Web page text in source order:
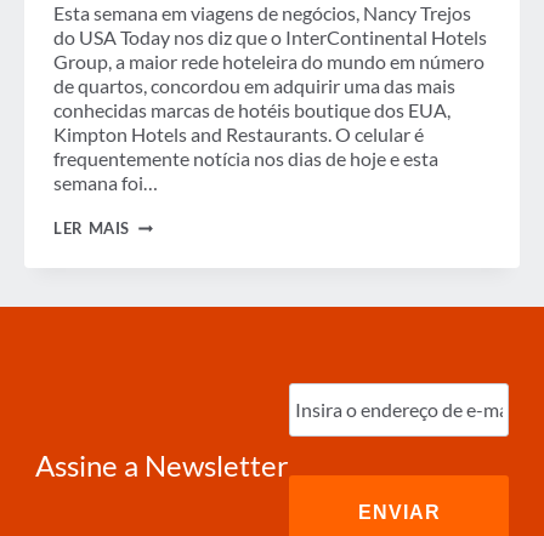
Esta semana em viagens de negócios, Nancy Trejos
do USA Today nos diz que o InterContinental Hotels
Group, a maior rede hoteleira do mundo em número
de quartos, concordou em adquirir uma das mais
conhecidas marcas de hotéis boutique dos EUA,
Kimpton Hotels and Restaurants. O celular é
frequentemente notícia nos dias de hoje e esta
semana foi…
LER MAIS SEMANA
Assine a Newsletter
Digite
o
e-